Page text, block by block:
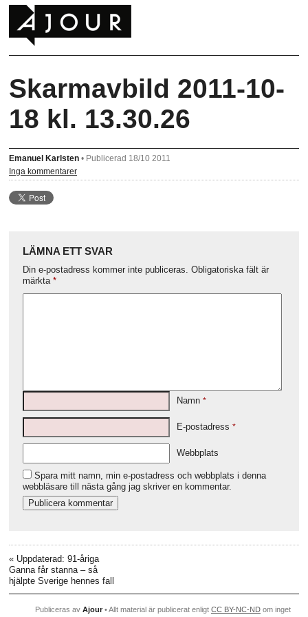
Skarmavbild 2011-10-
18 kl. 13.30.26
Emanuel Karlsten • Publicerad 18/10 2011
Inga kommentarer
LÄMNA ETT SVAR
Din e-postadress kommer inte publiceras. Obligatoriska fält är
märkta *
Namn *
E-postadress *
Webbplats
Spara mitt namn, min e-postadress och webbplats i denna
webbläsare till nästa gång jag skriver en kommentar.
« Uppdaterad: 91-åriga
Ganna får stanna – så
hjälpte Sverige hennes fall
Publiceras av Ajour • Allt material är publicerat enligt CC BY-NC-ND om inget